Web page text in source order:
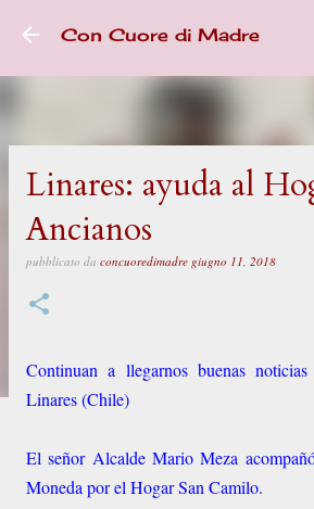
Passa ai contenuti principali
Con Cuore di Madre
Linares: ayuda al
Ancianos
pubblicato da concuoredimadre giugno 11, 2018
Continuan a llegarnos buenas
Linares (Chile)
El señor Alcalde Mario Meza
Moneda por el Hogar San Camilo.